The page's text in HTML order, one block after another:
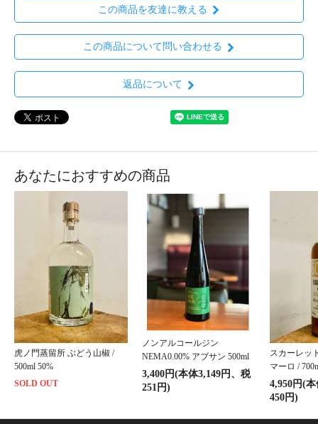
この商品を友達に教える
この商品について問い合わせる
返品について
あなたにおすすめの商品
虎ノ門蒸留所 ぶどう山椒 /
500ml 50%
SOLD OUT
ノンアルコールジン
NEMA0.00% アブサン 500ml
3,400円(本体3,149円、税
251円)
スカーレッ
マーロ /
4,950円(
450円)